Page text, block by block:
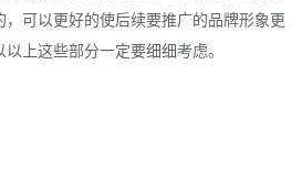
可以更好的使后续要推广的品牌形象更
上这些部分一定要细细考虑。